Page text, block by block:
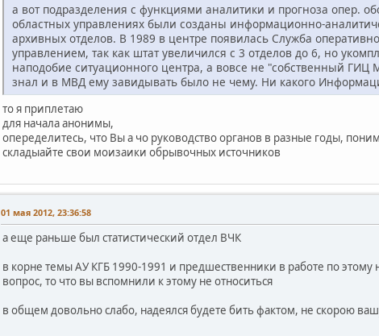
а вот подразделения с функциями аналитики и прогноза опер.
областных управлениях были созданы информационно-
архивных отделов. В 1989 в центре появилась Служба
управлением, так как штат увеличился с 3 отделов до 6, но
наподобие ситуационного центра, а вовсе не "собственный
знал и в МВД ему завидывать было не чему. Ни какого
то я приплетаю
для начала анонимы,
опеределитесь, что Вы а чо руководство органов в разные годы,
складыайте свои моизаики обрывочных источников
01 мая 2012, 23:36:58
а еще раньше был статистический отдел ВЧК
в корне темы АУ КГБ 1990-1991 и предшественники в работе по этому
вопрос, то что вы вспомнили к этому не относиться
в общем довольно слабо, надеялся будете бить фактом, не скорою